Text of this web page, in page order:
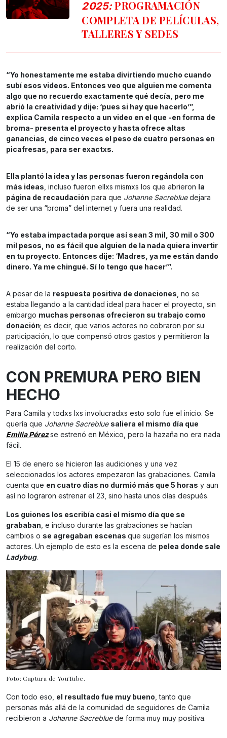
2025:PROGRAMACIÓN
COMPLETA DE PELÍCULAS,
TALLERES Y SEDES
“Yo honestamente me estaba divirtiendo mucho cuando
subí esos videos. Entonces veo que alguien me comenta
algo que no recuerdo exactamente qué decía, pero me
abrió la creatividad y dije: ‘pues si hay que hacerlo’”,
explica Camila respecto a un video en el que -en forma de
broma- presenta el proyecto y hasta ofrece altas
ganancias, de cinco veces el peso de cuatro personas en
picafresas, para ser exactxs.
Ella plantó la idea y las personas fueron regándola con
más ideas , incluso fueron ellxs mismxs los que abrieron la
página de recaudación para que Johanne Sacrebluedejara
de ser una “broma” del internet y fuera una realidad.
“Yo estaba impactada porque así sean 3 mil, 30 mil o 300
mil pesos, no es fácil que alguien de la nada quiera invertir
en tu proyecto. Entonces dije: ‘Madres, ya me están dando
dinero. Ya me chingué. Sí lo tengo que hacer’”.
A pesar de la respuesta positiva de donaciones , no se
estaba llegando a la cantidad ideal para hacer el proyecto, sin
embargo muchas personas ofrecieron su trabajo como
donación; es decir, que varios actores no cobraron por su
participación, lo que compensó otros gastos y permitieron la
realización del corto.
CON PREMURA PERO BIEN
HECHO
Para Camila y todxs lxs involucradxs esto solo fue el inicio. Se
quería que Johanne Sacreblue saliera el mismo día que
Emilia Pérezse estrenó en México, pero la hazaña no era nada
fácil.
El 15 de enero se hicieron las audiciones y una vez
seleccionados los actores empezaron las grabaciones. Camila
cuenta que en cuatro días no durmió más que 5 horas y aun
así no lograron estrenar el 23, sino hasta unos días después.
Los guiones los escribía casi el mismo día que se
grababan , e incluso durante las grabaciones se hacían
cambios o se agregaban escenas que sugerían los mismos
actores. Un ejemplo de esto es la escena de pelea donde sale
Ladybug.
Foto: Captura de YouTube.
Con todo eso, el resultado fue muy bueno , tanto que
personas más allá de la comunidad de seguidores de Camila
recibieron a Johanne Sacrebluede forma muy muy positiva.